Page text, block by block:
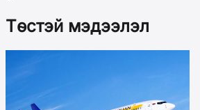
Төстэй мэдээлэл